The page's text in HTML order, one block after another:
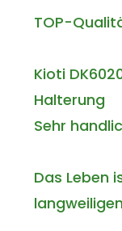
TOP-
Kioti
Halterung
Sehr
Das Leben